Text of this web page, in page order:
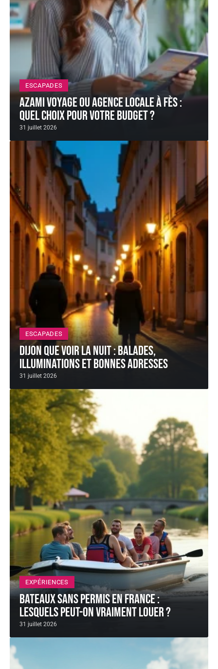
ESCAPADES
AZAMI VOYAGE ou agence locale à Fès :
quel choix pour votre budget ?
31 juillet 2026
ESCAPADES
Dijon que voir la nuit : balades,
illuminations et bonnes adresses
31 juillet 2026
EXPÉRIENCES
Bateaux sans permis en France :
lesquels peut-on vraiment louer ?
31 juillet 2026